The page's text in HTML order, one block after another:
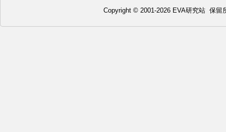
Copyright © 2001-2026 EVA研究站 保